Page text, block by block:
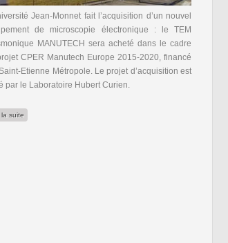
Jean-Monnet fait l’acquisition d’un nouvel
de microscopie électronique : le TEM
MANUTECH sera acheté dans le cadre
CPER Manutech Europe 2015-2020, financé
Etienne Métropole. Le projet d’acquisition est
par le Laboratoire Hubert Curien.
la suite